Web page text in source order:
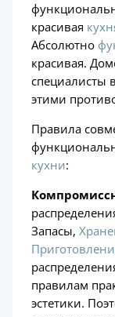
красивая
Абсолютно
красивая.
специалисты
этими
Правила
кухни:
Запасы,
правилам
эстетики.